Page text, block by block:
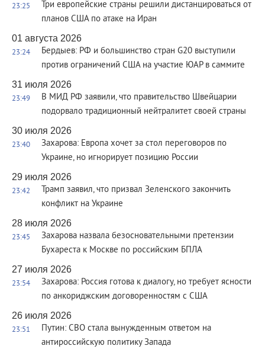
23:25
Три европейские страны решили дистанцироваться от
планов США по атаке на Иран
01 августа 2026
23:24
Бердыев: РФ и большинство стран G20 выступили
против ограничений США на участие ЮАР в саммите
31 июля 2026
23:49
В МИД РФ заявили, что правительство Швейцарии
подорвало традиционный нейтралитет своей страны
30 июля 2026
23:40
Захарова: Европа хочет за стол переговоров по
Украине, но игнорирует позицию России
29 июля 2026
23:42
Трамп заявил, что призвал Зеленского закончить
конфликт на Украине
28 июля 2026
23:45
Захарова назвала безосновательными претензии
Бухареста к Москве по российским БПЛА
27 июля 2026
23:54
Захарова: Россия готова к диалогу, но требует ясности
по анкориджским договоренностям с США
26 июля 2026
23:51
Путин: СВО стала вынужденным ответом на
антироссийскую политику Запада